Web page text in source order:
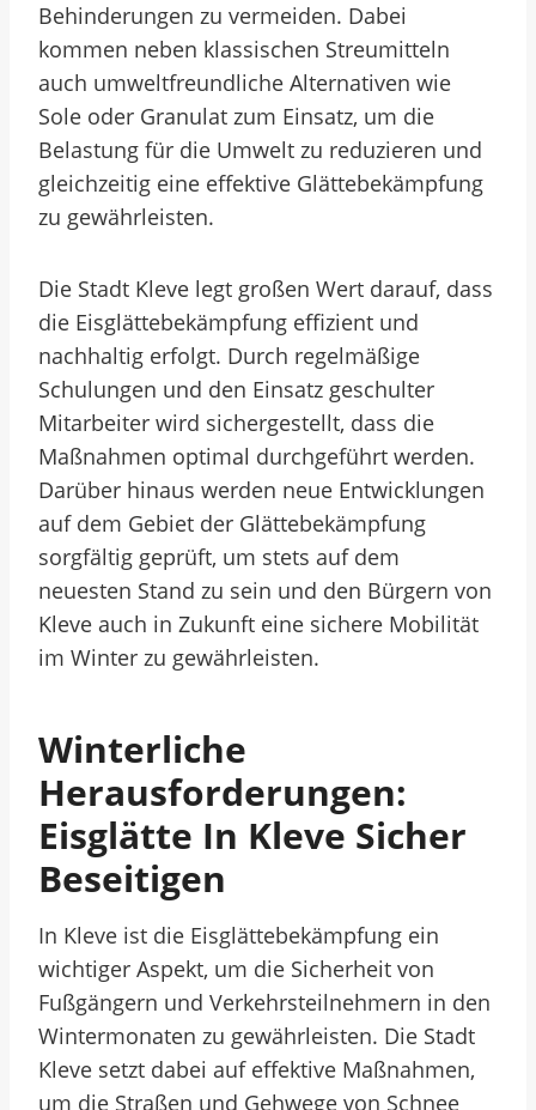
Behinderungen zu vermeiden. Dabei
kommen neben klassischen Streumitteln
auch umweltfreundliche Alternativen wie
Sole oder Granulat zum Einsatz, um die
Belastung für die Umwelt zu reduzieren und
gleichzeitig eine effektive Glättebekämpfung
zu gewährleisten.
Die Stadt Kleve legt großen Wert darauf, dass
die Eisglättebekämpfung effizient und
nachhaltig erfolgt. Durch regelmäßige
Schulungen und den Einsatz geschulter
Mitarbeiter wird sichergestellt, dass die
Maßnahmen optimal durchgeführt werden.
Darüber hinaus werden neue Entwicklungen
auf dem Gebiet der Glättebekämpfung
sorgfältig geprüft, um stets auf dem
neuesten Stand zu sein und den Bürgern von
Kleve auch in Zukunft eine sichere Mobilität
im Winter zu gewährleisten.
Winterliche
Herausforderungen:
Eisglätte In Kleve Sicher
Beseitigen
In Kleve ist die Eisglättebekämpfung ein
wichtiger Aspekt, um die Sicherheit von
Fußgängern und Verkehrsteilnehmern in den
Wintermonaten zu gewährleisten. Die Stadt
Kleve setzt dabei auf effektive Maßnahmen,
um die Straßen und Gehwege von Schnee